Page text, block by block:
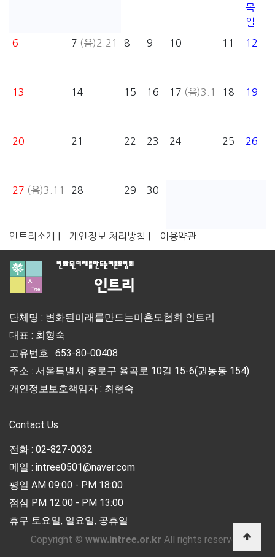
목
일
6 7 (음)2.21 8 9 10 11 12
13 14 15 16 17 (음)3.1 18 19
20 21 22 23 24 25 26
27 (음)3.11 28 29 30
인트리소개 | 개인정보 처리방침 | 이용약관
단체명 : 변화된미래를만드는미혼모협회 인트리
대표 : 최형숙
고유번호 : 653-80-00408
주소 : 서울특별시 종로구 율곡로 10길 15-6(권농동 154)
개인정보보호책임자 : 최형숙
Contact Us
전화 : 02-827-0032
메일 : intree0501@naver.com
평일 AM 09:00 - PM 18:00
점심 PM 12:00 - PM 13:00
휴무 토요일, 일요일, 공휴일
Copyright © www.intree.or.kr All rights reserved.